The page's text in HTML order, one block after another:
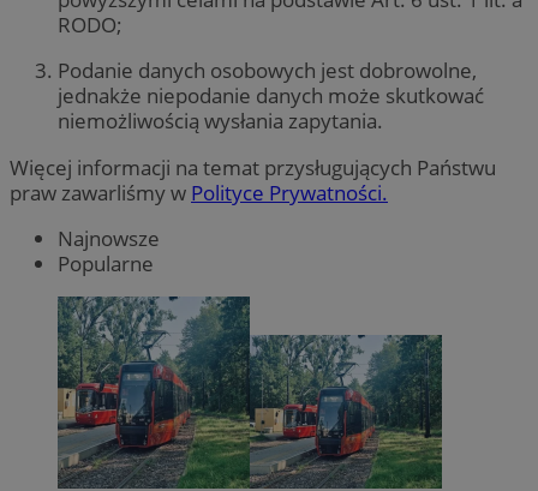
RODO;
Podanie danych osobowych jest dobrowolne,
jednakże niepodanie danych może skutkować
niemożliwością wysłania zapytania.
Więcej informacji na temat przysługujących Państwu
praw zawarliśmy w Polityce Prywatności.
Najnowsze
Popularne